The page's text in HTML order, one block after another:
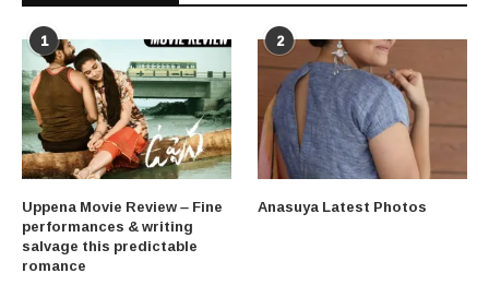
1
Uppena Movie Review – Fine
performances & writing
salvage this predictable
romance
2
Anasuya Latest Photos